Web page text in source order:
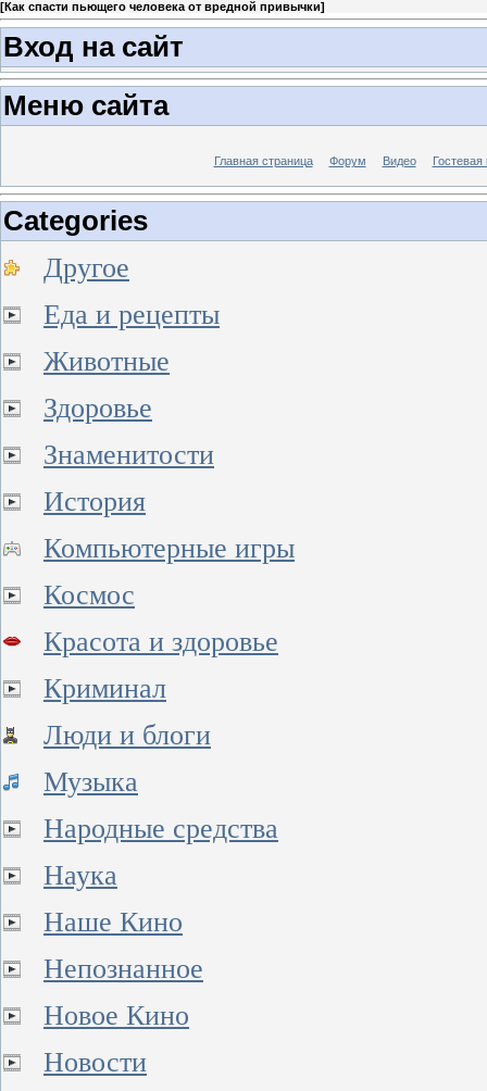
[Как спасти пьющего человека от вредной привычки]
Вход на сайт
Меню сайта
Главная страница Форум Видео Гостевая
Categories
Другое
Еда и рецепты
Животные
Здоровье
Знаменитости
История
Компьютерные игры
Космос
Красота и здоровье
Криминал
Люди и блоги
Музыка
Народные средства
Наука
Наше Кино
Непознанное
Новое Кино
Новости